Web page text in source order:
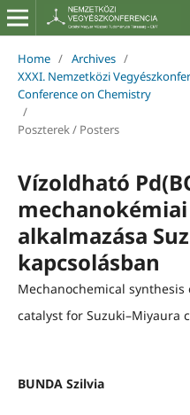
Home / Archives /
XXXI. Nemzetközi
Conference on Chemistry
/
Poszterek / Posters
Vízoldható
alkalmazása
kapcsolásban
Mechanochemical synthesis
catalyst for Suzuki–Miyaura
BUNDA Szilvia